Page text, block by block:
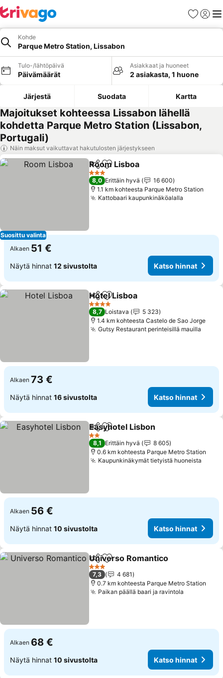
Suosikit
Kohde
Parque Metro Station, Lissabon
Tulo-/lähtöpäivä
Päivämäärät
Asiakkaat ja huoneet
2 asiakasta, 1 huone
Järjestä Suodata Kartta
Majoitukset kohteessa Lissabon lähellä
kohdetta Parque Metro Station (Lissabon,
Portugali)
Näin maksut vaikuttavat hakutulosten järjestykseen
Suosittu valinta
Jaa Lisää suosikkeihin
Room Lisboa
3 Tähtiluokitus
8,0 Erittäin hyvä
16 600
1.1 km kohteesta Parque Metro Station
Kattobaari kaupunkinäköalalla
Alkaen 51 €
Näytä hinnat 12 sivustolta Katso hinnat
Jaa Lisää suosikkeihin
Hotel Lisboa
4 Tähtiluokitus
8,7 Loistava
5 323
1.4 km kohteesta Castelo de Sao Jorge
Gutsy Restaurant perinteisillä mauilla
Alkaen 73 €
Näytä hinnat 16 sivustolta Katso hinnat
Jaa Lisää suosikkeihin
Easyhotel Lisbon
2 Tähtiluokitus
8,1 Erittäin hyvä
8 605
0.6 km kohteesta Parque Metro Station
Kaupunkinäkymät tietyistä huoneista
Alkaen 56 €
Näytä hinnat 10 sivustolta Katso hinnat
Jaa Lisää suosikkeihin
Universo Romantico
3 Tähtiluokitus
7,3
4 681
0.7 km kohteesta Parque Metro Station
Paikan päällä baari ja ravintola
Alkaen 68 €
Näytä hinnat 10 sivustolta Katso hinnat